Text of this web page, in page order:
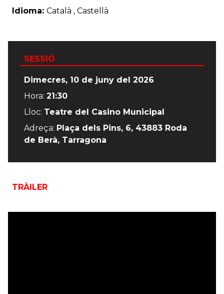
Idioma: Català , Castellà
SESSIÓ
Dimecres, 10 de juny del 2026
Hora: 21:30
Lloc: Teatre del Casino Municipal
Adreça: Plaça dels Pins, 6, 43883 Roda
de Berà, Tarragona
TRÀILER